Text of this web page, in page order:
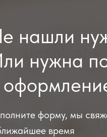
нашли
нужна
форму, мы
время